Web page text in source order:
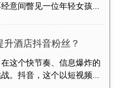
意间瞥见一位年轻女孩...
酒店抖音粉丝？
这个快节奏、信息爆炸的
。抖音，这个以短视频...